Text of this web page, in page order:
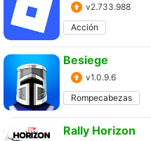
v2.733.988
Acción
Besiege
v1.0.9.6
Rompecabezas
Rally Horizon